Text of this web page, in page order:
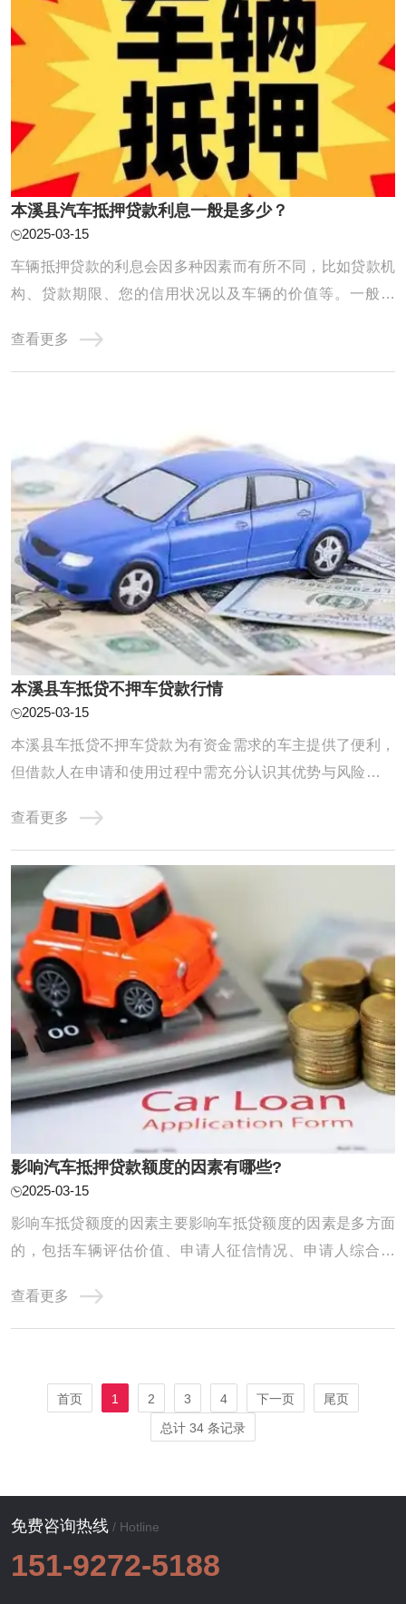
本溪县汽车抵押贷款利息一般是多少？
2025-03-15
车辆抵押贷款的利息会因多种因素而有所不同，比如贷款机
构、贷款期限、您的信用状况以及车辆的价值等。一般来
5%到10%之间。具体到我们公司，利息计算方式会根据您的
具体情况来确定，我们的利率通常是比较合理且透明的，您
查看更多
本溪县车抵贷不押车贷款行情
2025-03-15
本溪县车抵贷不押车贷款为有资金需求的车主提供了便利，
但借款人在申请和使用过程中需充分认识其优势与风险，谨
着时代发展，由于快节奏加上经济不景气，资金周转已经是
大多数人头疼的问题，亲戚朋友同事张不开口，抵押房产又
大费周章，用汽车抵押贷款已经是很多人的 ...
查看更多
影响汽车抵押贷款额度的因素有哪些?
2025-03-15
影响车抵贷额度的因素主要影响车抵贷额度的因素是多方面
的，包括车辆评估价值、申请人征信情况、申请人综合情
申请人需要全面考虑这些因素，以提高贷款成功率并获得更
高的贷款额度。本溪县影响汽车抵押贷款额度的因素有哪
查看更多
首页 1 2 3 4 下一页
尾页
总计 34 条记录
免费咨询热线 / Hotline
151-9272-5188